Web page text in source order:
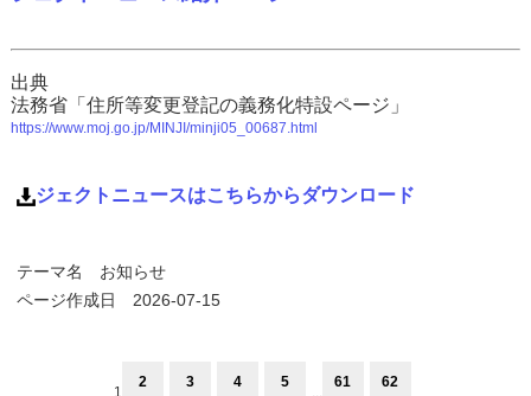
出典
法務省「住所等変更登記の義務化特設ページ」
https://www.moj.go.jp/MINJI/minji05_00687.html
ジェクトニュースはこちらからダウンロード
テーマ名 お知らせ
ページ作成日 2026-07-15
1
2 3 4 5
...
61 62